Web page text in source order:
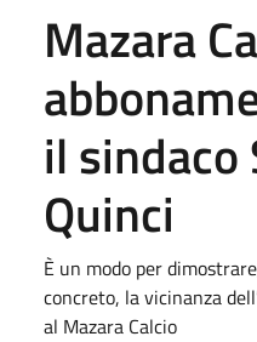
Mazara
il sindaco
Quinci
È un modo per
concreto, la vicinanza
al Mazara Calcio